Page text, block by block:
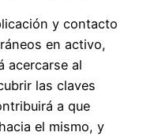
y contacto
en activo,
acercarse al
las claves
a que
el mismo, y